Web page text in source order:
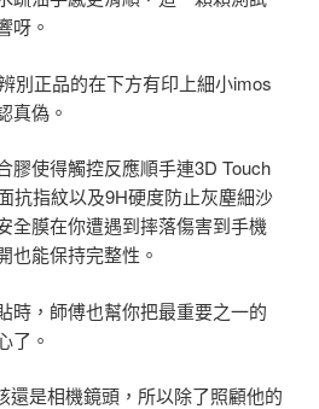
呀。
別正品的在下方有印上細小imos
真偽。
膠使得觸控反應順手連3D Touch
抗指紋以及9H硬度防止灰塵細沙
全膜在你遭遇到摔落傷害到手機
也能保持完整性。
時，師傅也幫你把最重要之一的
了。
還是相機鏡頭，所以除了照顧他的